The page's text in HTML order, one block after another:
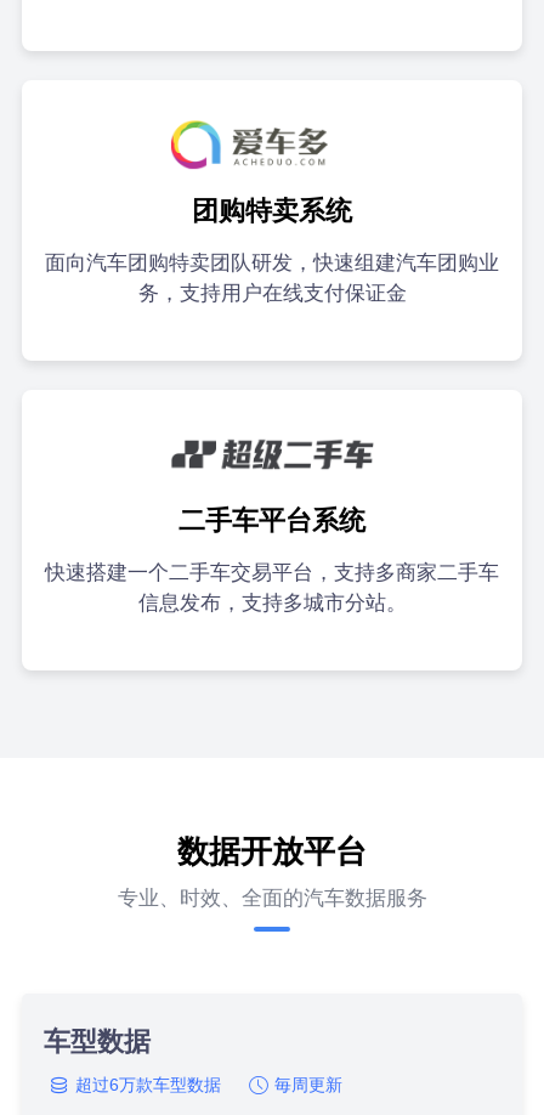
团购特卖系统
面向汽车团购特卖团队研发，快速组建汽车团购业
务，支持用户在线支付保证金
二手车平台系统
快速搭建一个二手车交易平台，支持多商家二手车
信息发布，支持多城市分站。
数据开放平台
专业、时效、全面的汽车数据服务
车型数据
超过6万款车型数据 毎周更新